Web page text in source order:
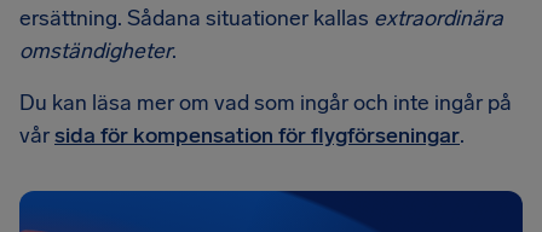
ersättning. Sådana situationer kallas extraordinära
omständigheter.
Du kan läsa mer om vad som ingår och inte ingår på
vårsida för kompensation för flygförseningar.